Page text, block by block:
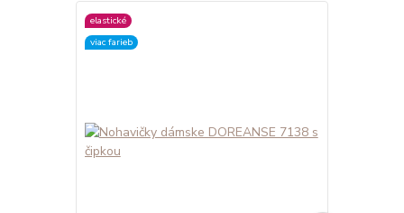
elastické
viac farieb